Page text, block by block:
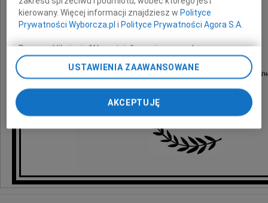
Elżbiety
Klasa VIIIb Szkoły Podstawowej nr 233 w
lata 1961 -1969
kierowany. Więcej informacji znajdziesz wPolityce
Prywatności Wyborcza.pl iPolityce Prywatności Agora S.A.
Poprzez kliknięcie "Akceptuję" wyrażasz zgodę na
zainstalowanie i przechowywanie plików typu cookie
Wyborczej sp. z o. o. jej Zaufanych Partnerów i Agora S.A.
chwili zmienić swoje preferencje dot. plików cookie,
ponownie wywołując narzędzie do zarządzania Twoimi
preferencjami dot. przetwarzania danych poprzez
odnośnik „Ustawienia prywatności” w stopce serwisu i
przechodząc do sekcji „Ustawienia zaawansowane”.
Zmiana ustawień plików cookie możliwa jest także za
USTAWIENIA ZAAWANSOWANE
AKCEPTUJĘ